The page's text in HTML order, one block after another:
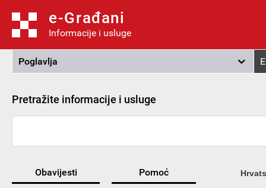
e-Građani
Informacije i usluge
Poglavlja
Pretražite informacije i usluge
Obavijesti Pomoć